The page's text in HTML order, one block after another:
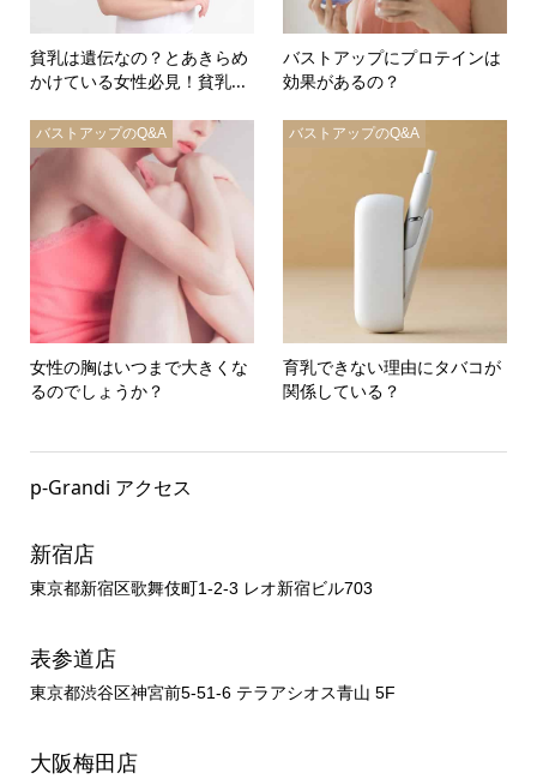
貧乳は遺伝なの？とあきらめ
かけている女性必見！貧乳...
バストアップにプロテインは
効果があるの？
バストアップのQ&A
女性の胸はいつまで大きくな
るのでしょうか？
バストアップのQ&A
育乳できない理由にタバコが
関係している？
p-Grandi アクセス
新宿店
東京都新宿区歌舞伎町1-2-3 レオ新宿ビル703
表参道店
東京都渋谷区神宮前5-51-6 テラアシオス青山 5F
大阪梅田店